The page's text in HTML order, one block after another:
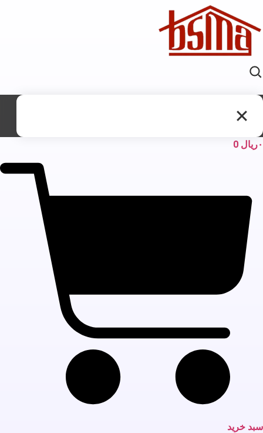
ریال 0
خرید